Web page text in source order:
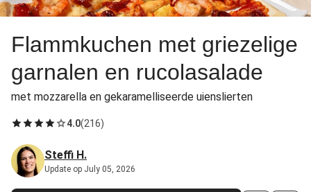
Flammkuchen met griezelige
garnalen en rucolasalade
met mozzarella en gekaramelliseerde uienslierten
4.0(216)
Steffi H.
Update op July 05, 2026